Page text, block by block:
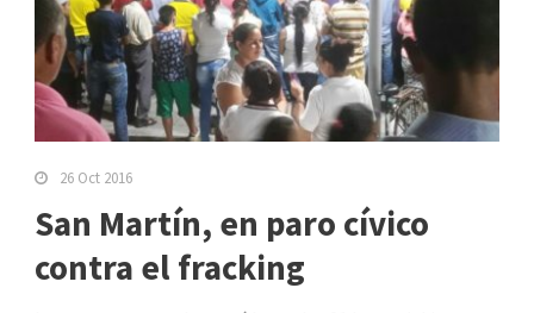
26 Oct 2016
San Martín, en paro cívico
contra el fracking